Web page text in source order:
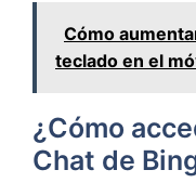
Cómo
teclado en el
¿Cómo
Chat de